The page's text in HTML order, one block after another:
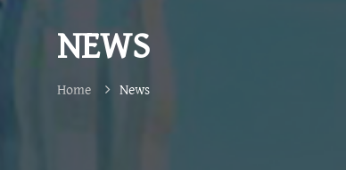
NEWS
Home News